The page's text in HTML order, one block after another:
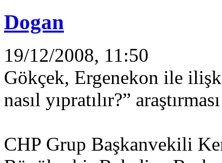
Dogan
19/12/2008, 11:50
Gökçek, Ergenekon ile
nasıl yıpratılır?”
CHP Grup Başkanvekili